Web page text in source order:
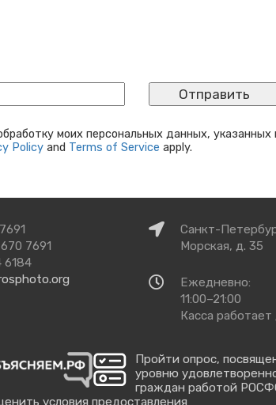
моих персональных данных, указанных
Policy and Terms of Service apply.
7691
6184
Как
добраться
Санкт-
Морская, д. 35
Время
работы
Ежедневно:
11:00–21:00
Касса работает
Пройти опрос,
уровню
граждан работой
условия предоставления